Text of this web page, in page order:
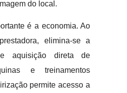
do local.
é a economia. Ao
elimina-se a
aquisição direta de
e treinamentos
permite acesso a